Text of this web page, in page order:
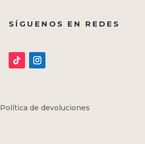
SÍGUENOS EN REDES
Política de devoluciones